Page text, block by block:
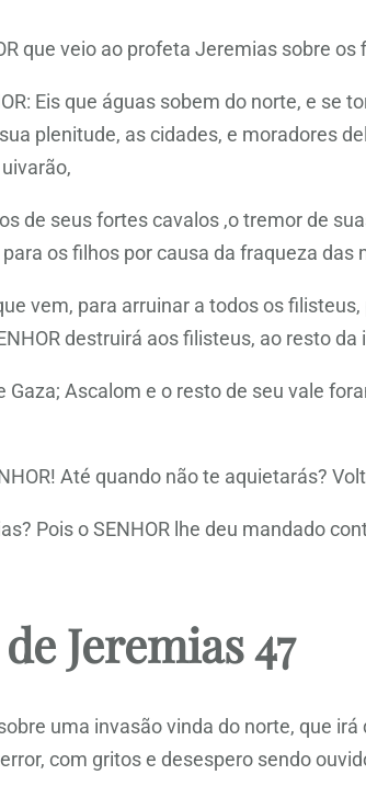
que veio ao profeta Jeremias sobre
Eis que águas sobem do norte, e se
plenitude, as cidades, e moradores
de seus fortes cavalos ,o tremor de
os filhos por causa da fraqueza das
vem, para arruinar a todos os
destruirá aos filisteus, ao resto da
Gaza; Ascalom e o resto de seu vale
Até quando não te aquietarás?
Pois o SENHOR lhe deu mandado
Jeremias 47
uma invasão vinda do norte, que
com gritos e desespero sendo